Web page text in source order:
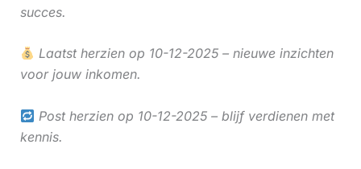
succes.
Laatst herzien op 10-12-2025 – nieuwe inzichten
voor jouw inkomen.
Post herzien op 10-12-2025 – blijf verdienen met
kennis.